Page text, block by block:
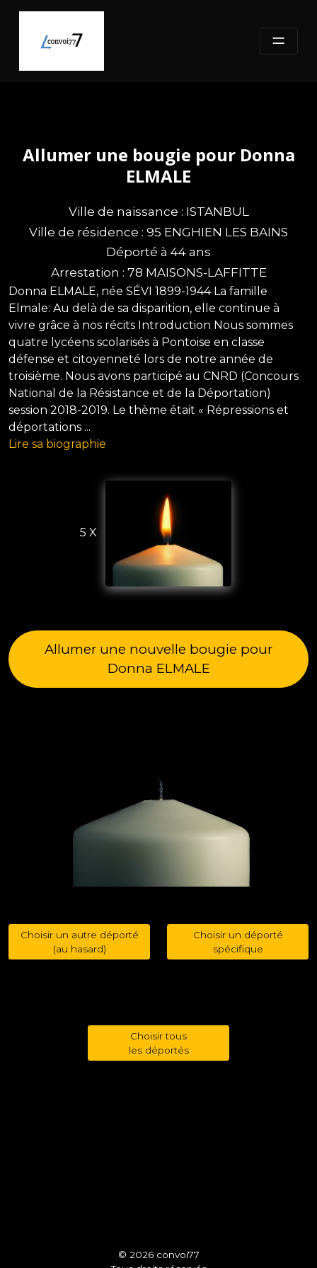
content
Allumer une bougie pour Donna
ELMALE
Ville de naissance : ISTANBUL
Ville de résidence : 95 ENGHIEN LES BAINS
Déporté à 44 ans
Arrestation : 78 MAISONS-LAFFITTE
Donna ELMALE, née SÉVI 1899-1944 La famille
Elmale: Au delà de sa disparition, elle continue à
vivre grâce à nos récits Introduction Nous sommes
quatre lycéens scolarisés à Pontoise en classe
défense et citoyenneté lors de notre année de
troisième. Nous avons participé au CNRD (Concours
National de la Résistance et de la Déportation)
session 2018-2019. Le thème était « Répressions et
déportations ...
Lire sa biographie
5 X
Allumer une nouvelle bougie pour
Donna ELMALE
Choisir un autre déporté
(au hasard)
Choisir un déporté
spécifique
Choisir tous
les déportés
© 2026 convoi77